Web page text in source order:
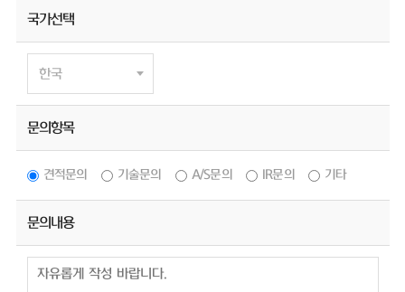
국가선택
문의항목
견적문의 기술문의 A/S문의 IR문의 기타
문의내용